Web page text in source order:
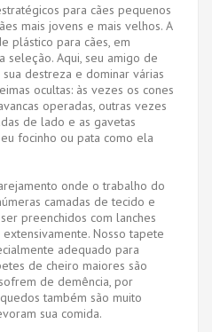
para cães pequenos
mais jovens e mais velhos. A
plástico para cães, em
seleção. Aqui, seu amigo de
destreza e dominar várias
ocultas: às vezes os cones
operadas, outras vezes
de lado e as gavetas
focinho ou pata como ela
onde o trabalho do
camadas de tecido e
preenchidos com lanches
Nosso tapete
adequado para
de cheiro maiores são
de demência, por
também são muito
sua comida.